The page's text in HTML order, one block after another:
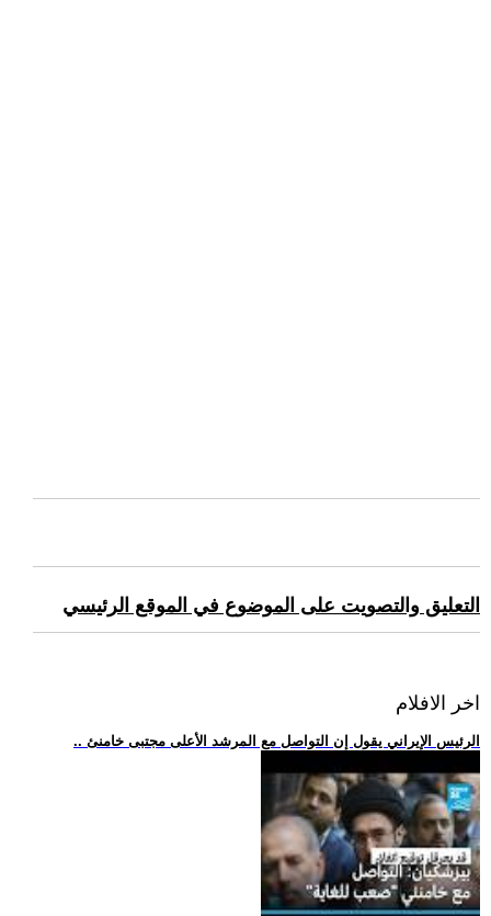
التعليق والتصويت على الموضوع في الموقع الرئيسي
اخر الافلام
.. الرئيس الإيراني يقول إن التواصل مع المرشد الأعلى مجتبى خامنئ